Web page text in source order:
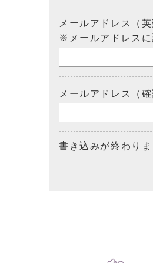
メールアドレス（
※メールアドレスに
メールアドレス（
書き込みが終わり